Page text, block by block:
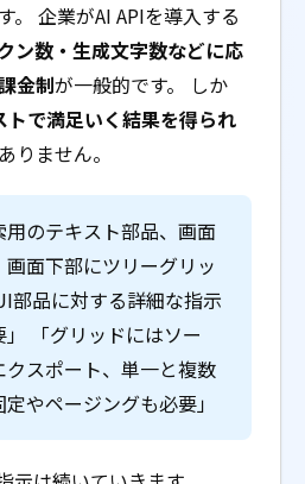
。 企業がAI APIを導入する
ン数・生成文字数などに応
金制が一般的です。 しか
トで満足いく結果を得られ
りません。
用のテキスト部品、画面
面下部にツリーグリッ
部品に対する詳細な指示
「グリッドにはソー
クスポート、単一と複数
やページングも必要」